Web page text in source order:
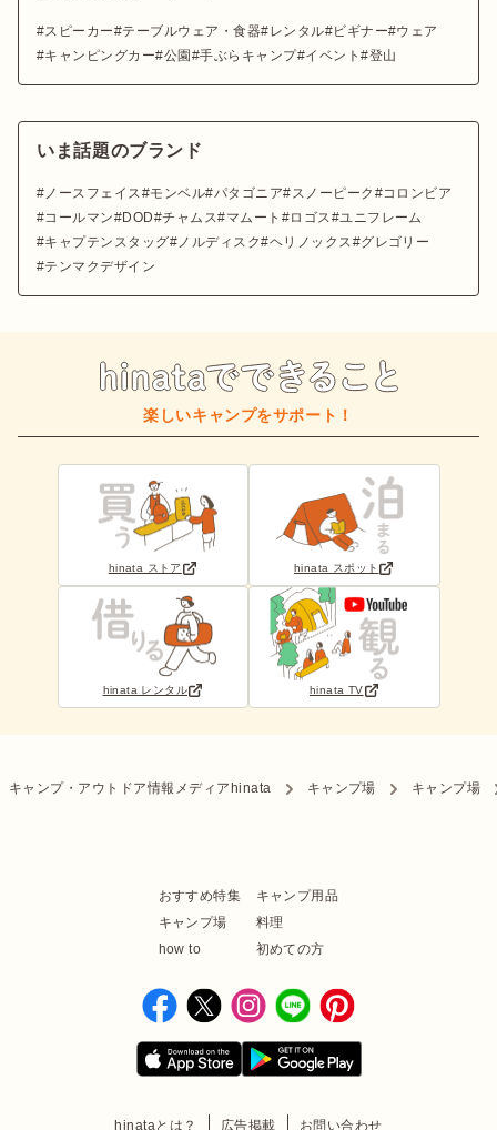
スピーカー テーブルウェア・食器 レンタル ビギナー
ウェア
キャンピングカー 公園 手ぶらキャンプ イベント 登山
いま話題のブランド
ノースフェイス モンベル パタゴニア スノーピーク
コロンビア
コールマン
DOD チャムス マムート ロゴス
ユニフレーム
キャプテンスタッグ
ノルディスク ヘリノックス
グレゴリー
テンマクデザイン
楽しいキャンプをサポート！
hinata ストア hinata スポット
hinata レンタル hinata TV
キャンプ・アウトドア情報メディアhinata キャンプ場 キャンプ場
おすすめ特集
キャンプ用品
キャンプ場
料理
how to
初めての方
hinataとは？ 広告掲載 お問い合わせ